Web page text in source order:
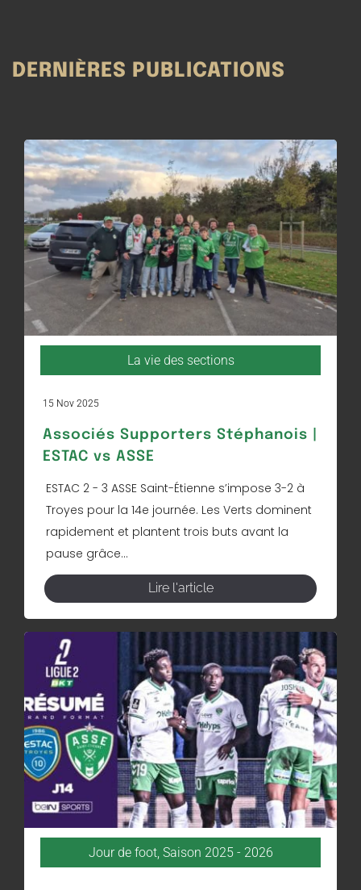
DERNIÈRES PUBLICATIONS
La vie des sections
15 Nov 2025
Associés Supporters Stéphanois |
ESTAC vs ASSE
ESTAC 2 - 3 ASSE Saint-Étienne s’impose 3-2 à
Troyes pour la 14e journée. Les Verts dominent
rapidement et plantent trois buts avant la
pause grâce...
Lire l'article
Jour de foot, Saison 2025 - 2026